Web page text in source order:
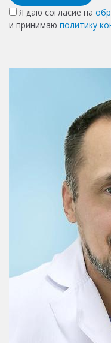
Я даю согласие на
и принимаю политику